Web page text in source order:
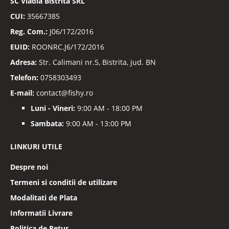
CUI: 35667385
Reg. Com.: J06/172/2016
EUID: ROONRC.J6/172/2016
Adresa: Str. Calimani nr.5, Bistrita, jud. BN
Telefon: 0758303493
E-mail: contact@fishy.ro
Luni - Vineri: 9:00 AM - 18:00 PM
Sambata: 9:00 AM - 13:00 PM
LINKURI UTILE
Despre noi
Termeni si conditii de utilizare
Modalitati de Plata
Informatii Livrare